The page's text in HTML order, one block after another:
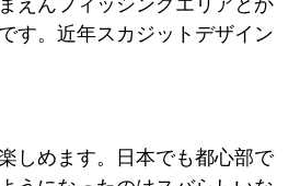
えんフィッシングエリアとか
す。近年スカジットデザイン
しめます。日本でも都心部で